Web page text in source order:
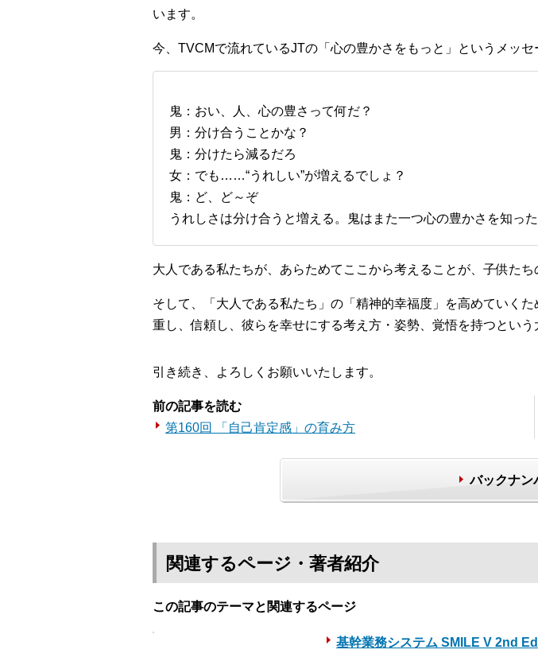
います。
今、TVCMで流れているJTの「心の豊かさをもっと」というメッ
鬼：おい、人、心の豊さって何だ？
男：分け合うことかな？
鬼：分けたら減るだろ
女：でも……“うれしい”が増えるでしょ？
鬼：ど、ど～ぞ
うれしさは分け合うと増える。鬼はまた一つ心の豊かさを知った
大人である私たちが、あらためてここから考えることが、子供た
そして、「大人である私たち」の「精神的幸福度」を高めていく
重し、信頼し、彼らを幸せにする考え方・姿勢、覚悟を持つとい
引き続き、よろしくお願いいたします。
前の記事を読む
第160回 「自己肯定感」の育み方
バックナン
関連するページ・著者紹介
この記事のテーマと関連するページ
基幹業務システム SMILE V 2nd